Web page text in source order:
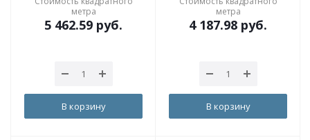
метра
5 462.59 руб.
В корзину
метра
4 187.98 руб.
В корзину